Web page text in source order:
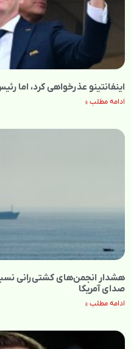
اینفانتینو عذرخواهی کرد، اما
ادامه مطلب »
هشدار انجمن‌های کشتی‌رانی
صدای آمریکا
ادامه مطلب »